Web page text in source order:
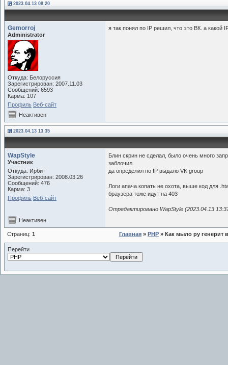
2023.04.13 08:20
Gemorroj
Administrator
Откуда: Белоруссия
Зарегистрирован: 2007.11.03
Сообщений: 6593
Карма: 107
Профиль Веб-сайт
я так понял по IP решил, что это ВК. а какой
Неактивен
2023.04.13 13:35
WapStyle
Участник
Откуда: Ирбит
Зарегистрирован: 2008.03.26
Сообщений: 476
Карма: 3
Профиль Веб-сайт
Блин скрин не сделал, было очень много
заблочил
да определил по IP выдало VK group
Логи апача копать не охота, выше код для
браузера тоже идут на 403
Отредактировано WapStyle (2023.04.13
Неактивен
Страниц: 1 Главная » PHP » Как мыло ру генерит
Перейти